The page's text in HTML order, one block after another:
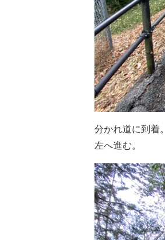
分かれ道に到着。
左へ進む。